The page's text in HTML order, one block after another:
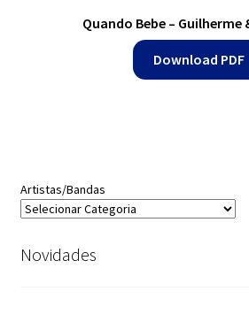
Quando Bebe – Guilherme
Download PDF
Artistas/Bandas
Novidades